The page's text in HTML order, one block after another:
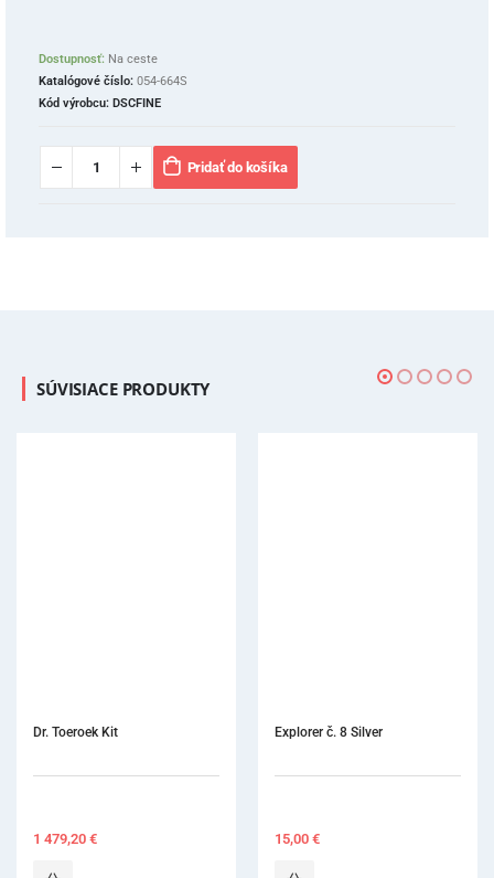
Dostupnosť: Na ceste
Katalógové číslo: 054-664S
Kód výrobcu: DSCFINE
Pridať do košíka
SÚVISIACE PRODUKTY
Explorer č. 8 Silver